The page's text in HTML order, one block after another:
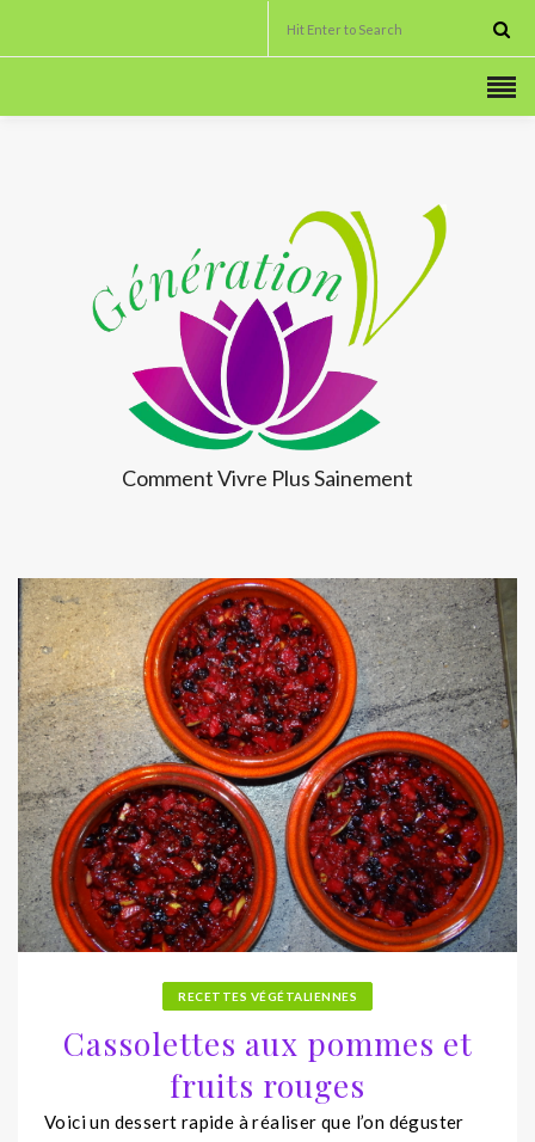
Comment Vivre Plus Sainement
RECETTES VÉGÉTALIENNES
Cassolettes aux pommes et
fruits rouges
Voici un dessert rapide à réaliser que l’on déguster